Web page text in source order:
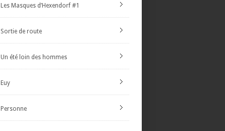
Les Masques d’Hexendorf #1
Sortie de route
Un été loin des hommes
Euy
Personne